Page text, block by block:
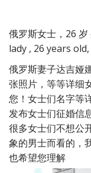
俄罗斯女士，26
lady , 26 years
俄罗斯妻子达吉娅
张照片，等等详细
您！女士们名字等
发布女士们征婚信
很多女士们不想公
象的男士而看的，
也希望您理解